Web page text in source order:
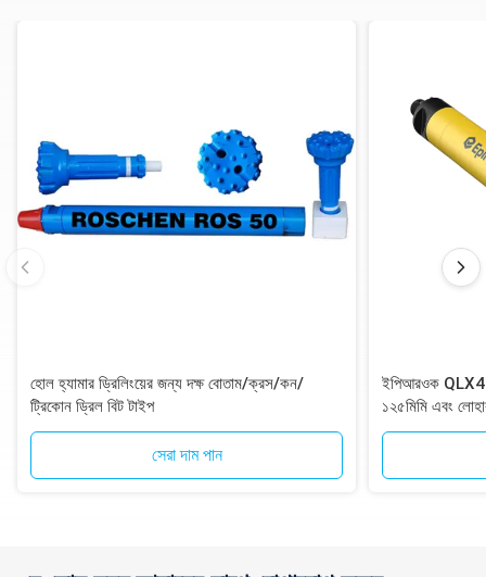
হোল হ্যামার ড্রিলিংয়ের জন্য দক্ষ বোতাম/ক্রস/কন/
ট্রিকোন ড্রিল বিট টাইপ
সেরা দাম পান
ইপিআরওক
১২৫মিমি এবং
১২-স্প্লাইন